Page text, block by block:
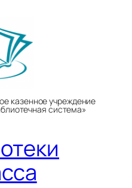
казенное учреждение
система»